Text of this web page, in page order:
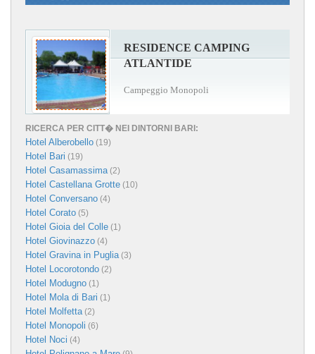
RESIDENCE CAMPING
ATLANTIDE
Campeggio Monopoli
RICERCA PER CITT� NEI DINTORNI BARI:
Hotel Alberobello (19)
Hotel Bari (19)
Hotel Casamassima(2)
Hotel Castellana Grotte (10)
Hotel Conversano (4)
Hotel Corato (5)
Hotel Gioia del Colle (1)
Hotel Giovinazzo (4)
Hotel Gravina in Puglia(3)
Hotel Locorotondo (2)
Hotel Modugno (1)
Hotel Mola di Bari (1)
Hotel Molfetta(2)
Hotel Monopoli (6)
Hotel Noci (4)